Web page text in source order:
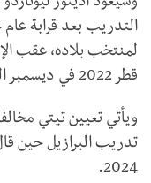
التدريب بعد قرابة
لمنتخب بلاده، عقب
قطر 2022 في ديسمبر الماضي.
ويأتي تعيين تيتي
تدريب البرازيل حين
2024.